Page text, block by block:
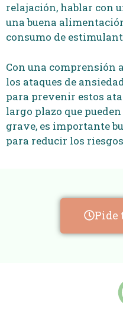
relajación, hablar con
una buena
consumo de
Con una comprensión
los ataques de
para prevenir estos
largo plazo que
grave, es importante
para reducir los
Pide